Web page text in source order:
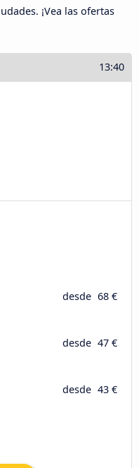
¡Vea las ofertas
13:40
desde 68 €
desde 47 €
desde 43 €